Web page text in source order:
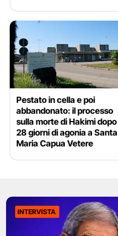
Pestato in cella e poi
abbandonato: il processo
sulla morte di Hakimi dopo
28 giorni di agonia a Santa
Maria Capua Vetere
INTERVISTA